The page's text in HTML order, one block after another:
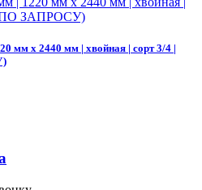
мм х 2440 мм | хвойная | сорт 3/4 |